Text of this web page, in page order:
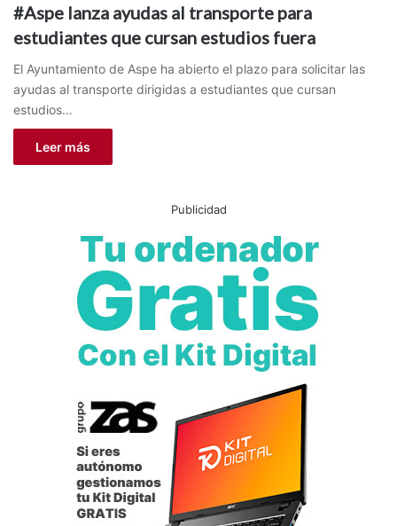
#Aspe lanza ayudas al transporte para
estudiantes que cursan estudios fuera
El Ayuntamiento de Aspe ha abierto el plazo para solicitar las
ayudas al transporte dirigidas a estudiantes que cursan
estudios…
Leer más
Publicidad